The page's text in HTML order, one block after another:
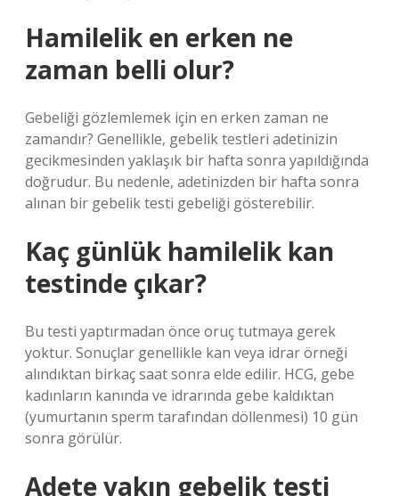
Hamilelik en erken ne
zaman belli olur?
Gebeliği gözlemlemek için en erken zaman ne
zamandır? Genellikle, gebelik testleri adetinizin
gecikmesinden yaklaşık bir hafta sonra yapıldığında
doğrudur. Bu nedenle, adetinizden bir hafta sonra
alınan bir gebelik testi gebeliği gösterebilir.
Kaç günlük hamilelik kan
testinde çıkar?
Bu testi yaptırmadan önce oruç tutmaya gerek
yoktur. Sonuçlar genellikle kan veya idrar örneği
alındıktan birkaç saat sonra elde edilir. HCG, gebe
kadınların kanında ve idrarında gebe kaldıktan
(yumurtanın sperm tarafından döllenmesi) 10 gün
sonra görülür.
Adete yakın gebelik testi